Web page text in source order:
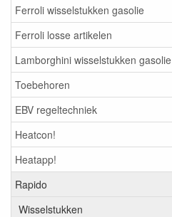
Ferroli wisselstukken gasolie
Ferroli losse artikelen
Lamborghini wisselstukken gasolie
Toebehoren
EBV regeltechniek
Heatcon!
Heatapp!
Rapido
Wisselstukken